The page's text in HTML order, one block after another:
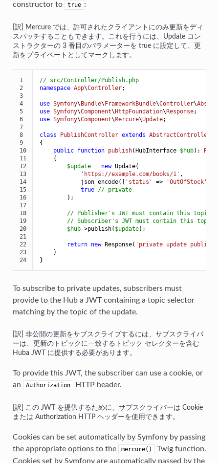
constructor to true :
Mercure では、許可されたクライアントにのみ更新をディ
スパッチすることもできます。これを行うには、Update コン
ストラクターの 3 番目のパラメーターを true に設定して、更
新をプライベートとしてマークします。
1
2
3
4
5
6
7
8
9
10
11
12
13
14
15
16
17
18
19
20
21
22
23
24
// src/Controller/Publish.php
namespace App\Controller;
use Symfony\ Bundle\ FrameworkBundle\Controller\
use Symfony\Component\ HttpFoundation\ Response
use Symfony\Component\Mercure\Update;
class PublishController extends AbstractController
{
public function publish(HubInterface $hub) :
{
$update = new Update(
'https://example.com/books/1' ,
            json_encode([
'status' => 'OutOfStock'
true // private
        );
// Publisher's JWT must contain this topic,
// Subscriber's JWT must contain this
$hub->publish( $update);
return new Response( 'private update
    }
}
To subscribe to private updates, subscribers must
provide to the Hub a JWT containing a topic selector
matching by the topic of the update.
非公開の更新をサブスクライブするには、サブスクライバ
ーは、更新のトピックに一致するトピック セレクターを含む
Huba JWT に提供する必要があります。
To provide this JWT, the subscriber can use a cookie, or
an
Authorization HTTP header.
この JWT を提供するために、サブスクライバーは Cookie
または Authorization HTTP ヘッダーを使用できます。
Cookies can be set automatically by Symfony by passing
the appropriate options to the
mercure()
Twig function.
Cookies set by Symfony are automatically passed by the